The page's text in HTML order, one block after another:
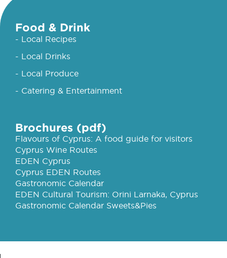
Food & Drink
- Local Recipes
- Local Drinks
- Local Produce
- Catering & Entertainment
Brochures (pdf)
Flavours of Cyprus: A food guide for visitors
Cyprus Wine Routes
EDEN Cyprus
Cyprus EDEN Routes
Gastronomic Calendar
EDEN Cultural Tourism: Orini Larnaka, Cyprus
Gastronomic Calendar Sweets&Pies